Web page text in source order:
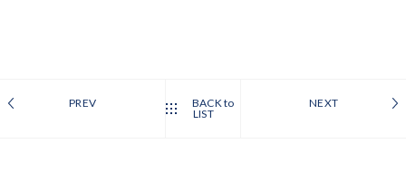
PREV
BACK to
LIST
NEXT